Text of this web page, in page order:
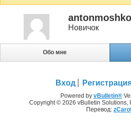
Новичок
Обо мне
Вход
Powered by vBulletin®
Copyright © 2026 vBulletin Solutions,
Перевод: